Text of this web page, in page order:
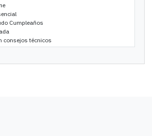
Cumpleaños
consejos técnicos